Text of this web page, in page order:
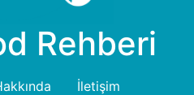
Rehberi
İletişim